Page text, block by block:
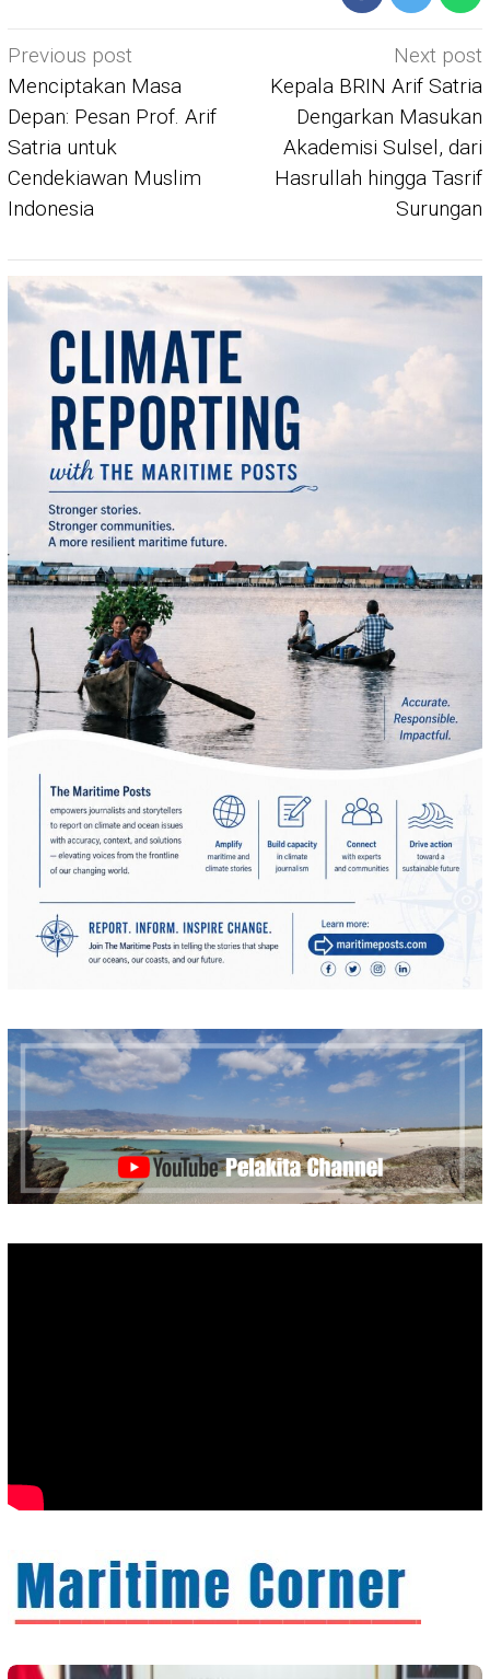
Post
navigation
Previous post
Menciptakan Masa
Depan: Pesan Prof. Arif
Satria untuk
Cendekiawan Muslim
Indonesia
Next post
Kepala BRIN Arif Satria
Dengarkan Masukan
Akademisi Sulsel, dari
Hasrullah hingga Tasrif
Surungan